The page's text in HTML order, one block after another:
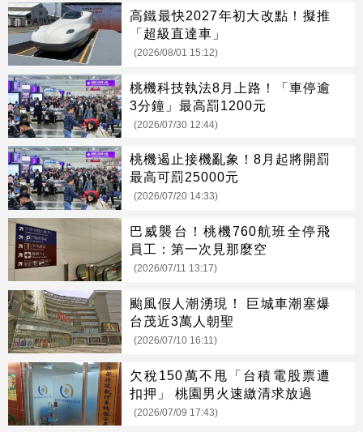
高鐵最快2027年初大改點！擬推
「超級直達車」
(2026/08/01 15:12)
桃機科技執法8月上路！「車停逾
3分鐘」最高罰1200元
(2026/07/30 12:44)
桃機遏止接機亂象！8月起將開罰
最高可罰25000元
(2026/07/20 14:33)
巴威襲台！桃機760航班全停飛
員工：第一次見那麼空
(2026/07/11 13:17)
颱風假人潮湧現！ 巨城車潮塞爆
台茂近3萬人朝聖
(2026/07/10 16:11)
欠稅150萬不甩「台積電股票遭
扣押」 桃園男火速繳清求放過
(2026/07/09 17:43)